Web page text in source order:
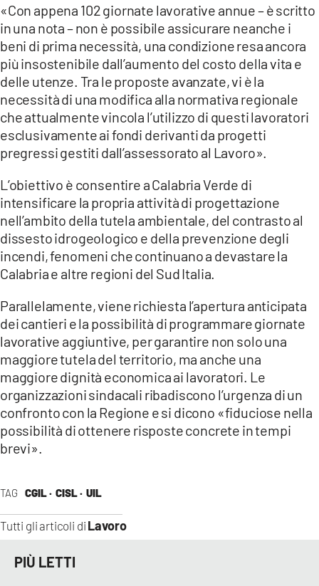
TAG CGIL · CISL · UIL
Tutti gli articoli di Lavoro
«Con appena 102 giornate lavorative annue – è scritto
in una nota – non è possibile assicurare neanche i
beni di prima necessità, una condizione resa ancora
più insostenibile dall’aumento del costo della vita e
delle utenze. Tra le proposte avanzate, vi è la
necessità di una modifica alla normativa regionale
che attualmente vincola l’utilizzo di questi lavoratori
esclusivamente ai fondi derivanti da progetti
pregressi gestiti dall’assessorato al Lavoro».
L’obiettivo è consentire a Calabria Verde di
intensificare la propria attività di progettazione
nell’ambito della tutela ambientale, del contrasto al
dissesto idrogeologico e della prevenzione degli
incendi, fenomeni che continuano a devastare la
Calabria e altre regioni del Sud Italia.
Parallelamente, viene richiesta l’apertura anticipata
dei cantieri e la possibilità di programmare giornate
lavorative aggiuntive, per garantire non solo una
maggiore tutela del territorio, ma anche una
maggiore dignità economica ai lavoratori. Le
organizzazioni sindacali ribadiscono l’urgenza di un
confronto con la Regione e si dicono «fiduciose nella
possibilità di ottenere risposte concrete in tempi
brevi».
PIÙ LETTI